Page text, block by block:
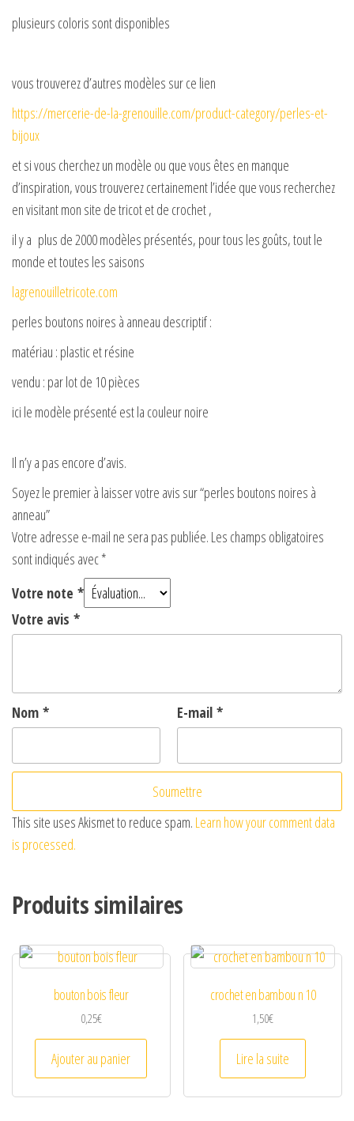
plusieurs coloris sont disponibles
vous trouverez d’autres modèles sur ce lien
https://mercerie-de-la-grenouille.com/product-category/perles-et-
bijoux
et si vous cherchez un modèle ou que vous êtes en manque
d’inspiration, vous trouverez certainement l’idée que vous recherchez
en visitant mon site de tricot et de crochet ,
il y a plus de 2000 modèles présentés, pour tous les goûts, tout le
monde et toutes les saisons
lagrenouilletricote.com
perles boutons noires à anneau descriptif :
matériau : plastic et résine
vendu : par lot de 10 pièces
ici le modèle présenté est la couleur noire
Il n’y a pas encore d’avis.
Soyez le premier à laisser votre avis sur “perles boutons noires à
anneau”
Votre adresse e-mail ne sera pas publiée. Les champs obligatoires
sont indiqués avec*
Votre note *
Votre avis *
Nom * E-mail *
This site uses Akismet to reduce spam. Learn how your comment data
is processed.
Produits similaires
bouton bois fleur
0,25€
Ajouter au panier
crochet en bambou n 10
1,50€
Lire la suite